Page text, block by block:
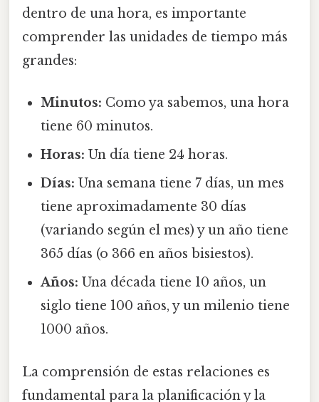
dentro de una hora, es importante
comprender las unidades de tiempo más
grandes:
Minutos: Como ya sabemos, una hora
tiene 60 minutos.
Horas: Un día tiene 24 horas.
Días: Una semana tiene 7 días, un mes
tiene aproximadamente 30 días
(variando según el mes) y un año tiene
365 días (o 366 en años bisiestos).
Años: Una década tiene 10 años, un
siglo tiene 100 años, y un milenio tiene
1000 años.
La comprensión de estas relaciones es
fundamental para la planificación y la